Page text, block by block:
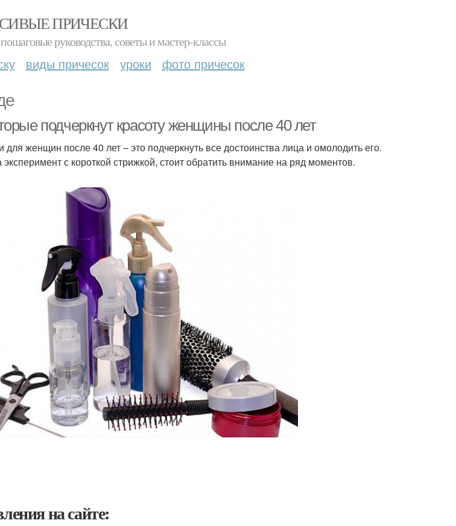
ПРИЧЕСКИ
руководства, советы и мастер-классы
виды причесок уроки фото причесок
подчеркнут красоту женщины после 40 лет
для женщин после 40 лет – это подчеркнуть все достоинства лица и омолодить его.
с короткой стрижкой, стоит обратить внимание на ряд моментов.
на сайте: